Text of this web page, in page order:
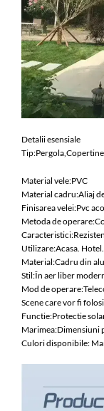
Detalii esensiale
Material vele:PVC
Material cadru:Aliaj
Finisarea velei:Pvc
Metoda de
Utilizare:Acasa.
Material:Cadru din
Stil:În aer liber
Mod de
Scene care vor fi
Functie:Protectie
Marimea:Dimensiuni
Culori disponibile: